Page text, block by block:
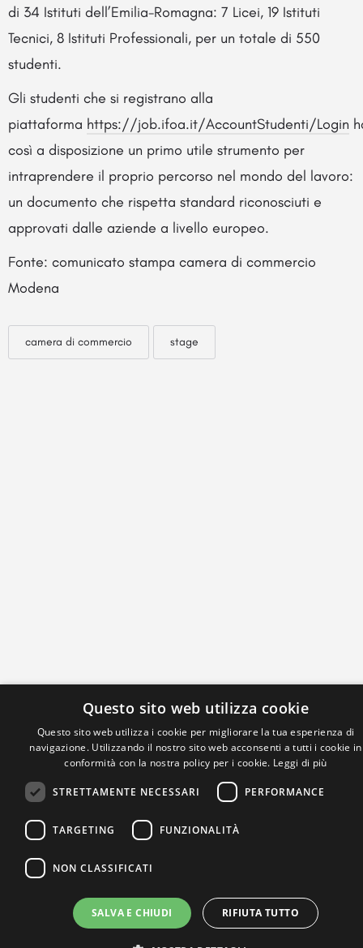
di 34 Istituti dell’Emilia-Romagna: 7 Licei, 19 Istituti
Tecnici, 8 Istituti Professionali, per un totale di 550
studenti.
Gli studenti che si registrano alla
piattaforma https://job.ifoa.it/AccountStudenti/Login
così a disposizione un primo utile strumento per
intraprendere il proprio percorso nel mondo del lavoro:
un documento che rispetta standard riconosciuti e
approvati dalle aziende a livello europeo.
Fonte: comunicato stampa camera di commercio
Modena
camera di commercio stage
IL NOSTRO NETWORK
Privacy Policy
Cookie Policy
Questo sito web utilizza cookie
Questo sito web utilizza i cookie per migliorare la tua esperienza di
navigazione. Utilizzando il nostro sito web acconsenti a tutti i cookie in
conformità con la nostra policy per i cookie. Leggi di più
STRETTAMENTE NECESSARI PERFORMANCE
TARGETING FUNZIONALITÀ
NON CLASSIFICATI
SALVA E CHIUDI RIFIUTA TUTTO